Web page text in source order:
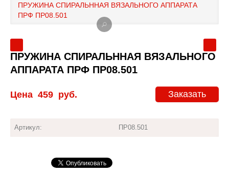
Доставка и оплата
Новости и акции
ПРУЖИНА СПИРАЛЬННАЯ ВЯЗАЛЬНОГО АППАРАТА
ПРФ ПР08.501
ПРУЖИНА СПИРАЛЬННАЯ ВЯЗАЛЬНОГО
АППАРАТА ПРФ ПР08.501
Заказать
Цена 459 руб.
Артикул: ПР08.501